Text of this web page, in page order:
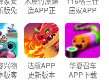
版免
造APP正
居家APP
兴物
版客
达叔APP
更新版本
华夏召车
APP下载